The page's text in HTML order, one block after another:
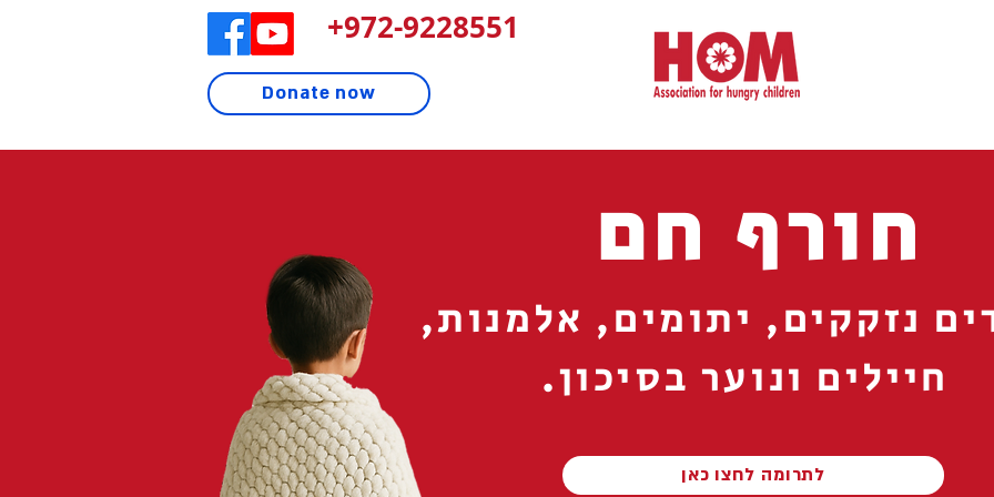
972-9228551+
Donate now
חורף חם
נזקקים, יתומים, אלמנות,
חיילים ונוער בסיכון.
לתרומה לחצו כאן